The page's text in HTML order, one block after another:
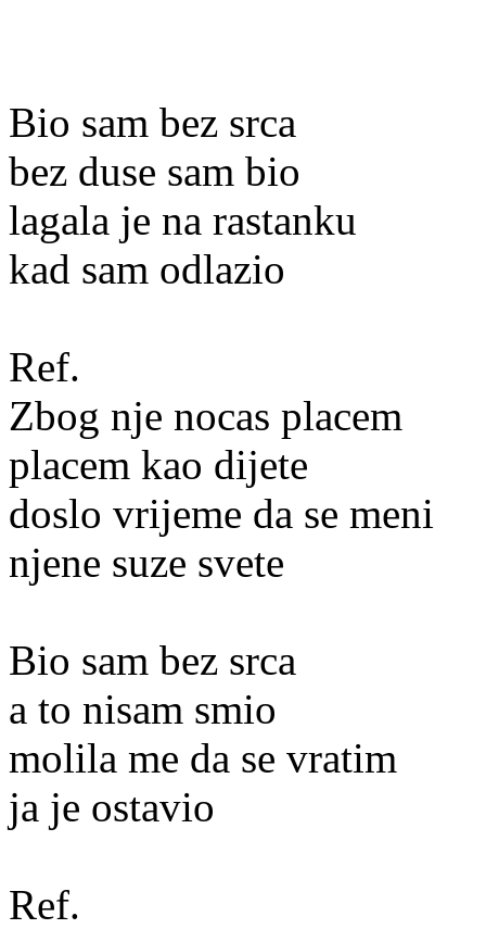
Bio sam bez srca
bez duse sam bio
lagala je na rastanku
kad sam odlazio
Ref.
Zbog nje nocas placem
placem kao dijete
doslo vrijeme da se meni
njene suze svete
Bio sam bez srca
a to nisam smio
molila me da se vratim
ja je ostavio
Ref.